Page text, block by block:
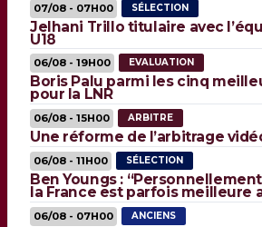
07/08 - 07H00 SÉLECTION
Jelhani Trillo titulaire avec
U18
06/08 - 19H00 EVALUATION
Boris Palu parmi les cinq
pour la LNR
06/08 - 15H00 ARBITRE
Une réforme de l’arbitrage
06/08 - 11H00 SÉLECTION
Ben Youngs :
la France est parfois meilleure
06/08 - 07H00 ANCIENS